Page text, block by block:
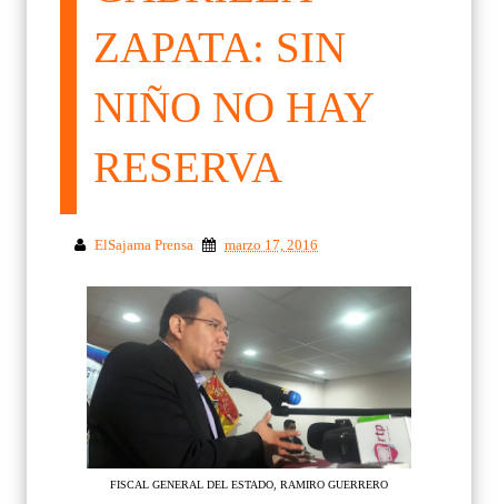
ZAPATA: SIN
NIÑO NO HAY
RESERVA
ElSajama Prensa marzo 17, 2016
FISCAL GENERAL DEL ESTADO, RAMIRO GUERRERO